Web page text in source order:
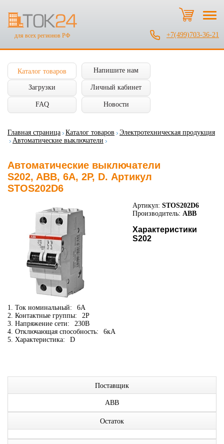
для всех регионов РФ +7(499)703-36-21
Каталог товаров Напишите нам
Загрузки Личный кабинет
FAQ Новости
Главная страница Каталог товаров
Электротехническая продукция
Автоматические выключатели
Автоматические выключатели
S202, ABB, 6А, 2P, D. Артикул
STOS202D6
Артикул: STOS202D6
Производитель: ABB
Характеристики
S202
1. Ток номинальный:
6А
2. Контактные группы:
2P
3. Напряжение сети:
230В
4. Отключающая способность:
6кА
5. Характеристика:
D
Поставщик
ABB
Остаток